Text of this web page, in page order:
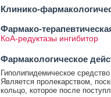
Клинико-
Фармако-
КоА-редуктазы ингибитор
Фармакологическое
Гиполипидемическое
Является пролекарством,
кольцо, которое после